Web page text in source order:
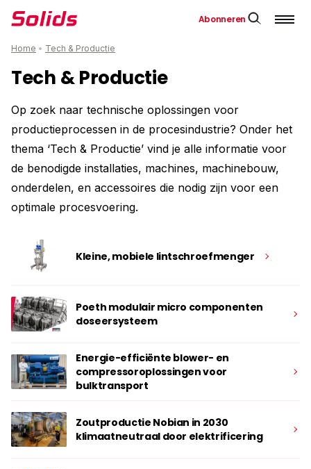
Abonneren
Home • Tech & Productie
Tech & Productie
Op zoek naar technische oplossingen voor
productieprocessen in de procesindustrie? Onder het
thema ‘Tech & Productie’ vind je alle informatie voor
de benodigde installaties, machines, machinebouw,
onderdelen, en accessoires die nodig zijn voor een
optimale procesvoering.
Kleine, mobiele lintschroefmenger
Poeth modulair micro componenten
doseersysteem
Energie-efficiënte blower- en
compressoroplossingen voor
bulktransport
Zoutproductie Nobian in 2030
klimaatneutraal door elektrificering